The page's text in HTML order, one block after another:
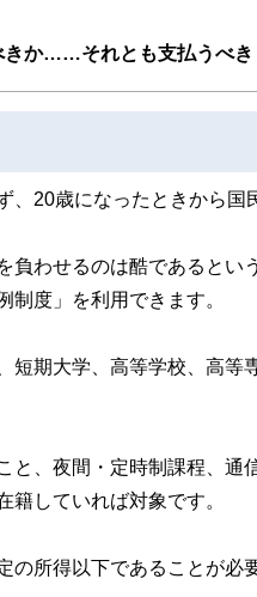
きか……それとも支払うべき
、20歳になったときから国
負わせるのは酷であると
制度」を利用できます。
短期大学、高等学校、高
と、夜間・定時制課程、
籍していれば対象です。
所得以下であることが必